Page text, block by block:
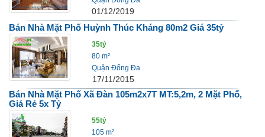
01/12/2019
Bán Nhà Mặt Phố Huỳnh Thúc Kháng 80m2 Giá 35tỷ
35tỷ
80 m²
Quận Đống Đa
17/11/2015
Bán Nhà Mặt Phố Xã Đàn 105m2x7T MT:5,2m, 2 Mặt Phố,
Giá Rẻ 5x Tỷ
55tỷ
105 m²